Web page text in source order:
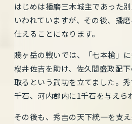
はじめは播磨三木城主であった
いわれていますが、その後、播
仕えることになります。
賤ヶ岳の戦いでは、「七本槍」
桜井佐吉を助け、佐久間盛政配
取るという武功を立てました。
千石、河内郡内に1千石を与えら
その後も、秀吉の天下統一を支